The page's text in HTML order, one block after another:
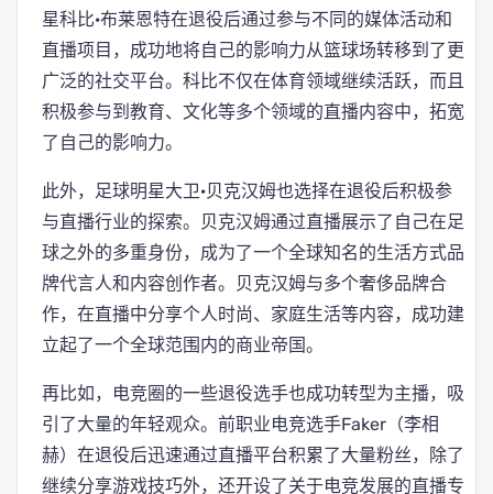
星科比·布莱恩特在退役后通过参与不同的媒体活动和
直播项目，成功地将自己的影响力从篮球场转移到了更
广泛的社交平台。科比不仅在体育领域继续活跃，而且
积极参与到教育、文化等多个领域的直播内容中，拓宽
了自己的影响力。
此外，足球明星大卫·贝克汉姆也选择在退役后积极参
与直播行业的探索。贝克汉姆通过直播展示了自己在足
球之外的多重身份，成为了一个全球知名的生活方式品
牌代言人和内容创作者。贝克汉姆与多个奢侈品牌合
作，在直播中分享个人时尚、家庭生活等内容，成功建
立起了一个全球范围内的商业帝国。
再比如，电竞圈的一些退役选手也成功转型为主播，吸
引了大量的年轻观众。前职业电竞选手Faker（李相
赫）在退役后迅速通过直播平台积累了大量粉丝，除了
继续分享游戏技巧外，还开设了关于电竞发展的直播专